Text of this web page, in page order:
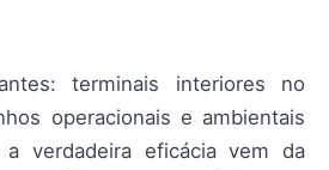
terminais interiores no
operacionais e ambientais
a verdadeira eficácia vem da